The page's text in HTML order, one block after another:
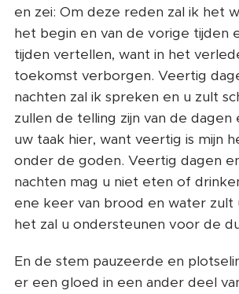
en zei: Om deze reden zal ik het
het begin en van de vorige tijden
tijden vertellen, want in het
toekomst verborgen. Veertig
nachten zal ik spreken en u zult
zullen de telling zijn van de dagen
uw taak hier, want veertig is mijn
onder de goden. Veertig dagen
nachten mag u niet eten of
ene keer van brood en water zult
het zal u ondersteunen voor de
En de stem pauzeerde en
er een gloed in een ander deel